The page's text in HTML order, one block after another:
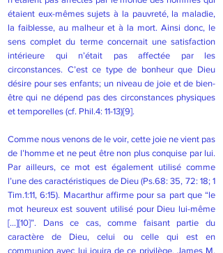
étaient eux-mêmes sujets à la pauvreté, la maladie,
la faiblesse, au malheur et à la mort. Ainsi donc, le
sens complet du terme concernait une satisfaction
intérieure qui n’était pas affectée par les
circonstances. C’est ce type de bonheur que Dieu
désire pour ses enfants; un niveau de joie et de bien-
être qui ne dépend pas des circonstances physiques
et temporelles (cf. Phil.4: 11-13)[9].
Comme nous venons de le voir, cette joie ne vient pas
de l’homme et ne peut être non plus conquise par lui.
Par ailleurs, ce mot est également utilisé comme
l’une des caractéristiques de Dieu (Ps.68: 35, 72: 18; 1
Tim.1:11, 6:15). Macarthur affirme pour sa part que “le
mot heureux est souvent utilisé pour Dieu lui-même
[…][10]”. Dans ce cas, comme faisant partie du
caractère de Dieu, celui ou celle qui est en
communion avec lui jouira de ce privilège. James M.